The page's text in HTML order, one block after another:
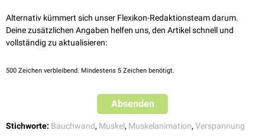
Alternativ kümmert sich unser Flexikon-Redaktionsteam darum.
Deine zusätzlichen Angaben helfen uns, den Artikel schnell und
vollständig zu aktualisieren:
500 Zeichen verbleibend. Mindestens 5 Zeichen benötigt.
Absenden
Stichworte: Bauchwand, Muskel, Muskelanimation, Verspannung